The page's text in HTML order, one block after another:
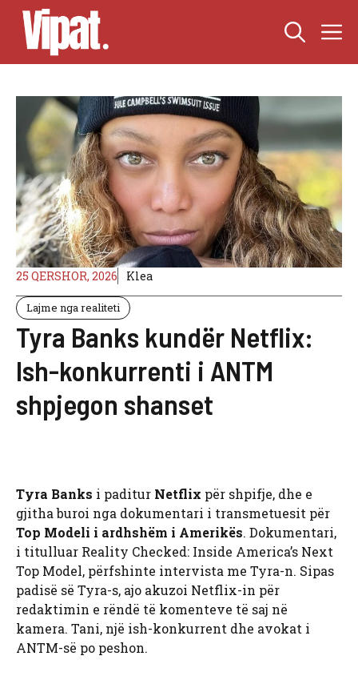
Skip
content
25 QERSHOR, 2026 Klea
Lajme nga realiteti
Tyra Banks kundër Netflix:
Ish-konkurrenti i ANTM
shpjegon shanset
Tyra Banks i paditur Netflix për shpifje, dhe e
gjitha buroi nga dokumentari i transmetuesit për
Top Modeli i ardhshëm i Amerikës. Dokumentari,
i titulluar Reality Checked: Inside America’s Next
Top Model, përfshinte intervista me Tyra-n. Sipas
padisë së Tyra-s, ajo akuzoi Netflix-in për
redaktimin e rëndë të komenteve të saj në
kamera. Tani, një ish-konkurrent dhe avokat i
ANTM-së po peshon.